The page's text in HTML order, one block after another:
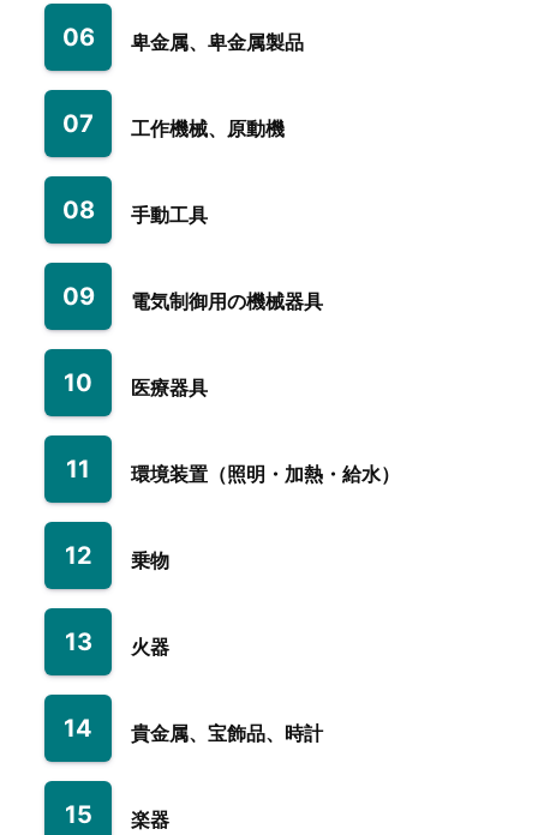
06 卑金属、卑金属製品
07 工作機械、原動機
08 手動工具
09 電気制御用の機械器具
10 医療器具
11 環境装置（照明・加熱・給水）
12 乗物
13 火器
14 貴金属、宝飾品、時計
15 楽器